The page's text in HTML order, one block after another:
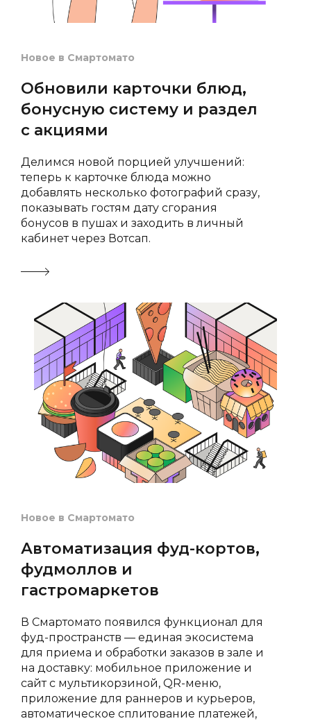
Новое в Смартомато
Обновили карточки блюд,
бонусную систему и раздел
с акциями
Делимся новой порцией улучшений:
теперь к карточке блюда можно
добавлять несколько фотографий сразу,
показывать гостям дату сгорания
бонусов в пушах и заходить в личный
кабинет через Вотсап.
Новое в Смартомато
Автоматизация фуд-кортов,
фудмоллов и
гастромаркетов
В Смартомато появился функционал для
фуд-пространств — единая экосистема
для приема и обработки заказов в зале и
на доставку: мобильное приложение и
сайт с мультикорзиной, QR-меню,
приложение для раннеров и курьеров,
автоматическое сплитование платежей,
🍔
✏️
🍔
✏️
📚
📚
✏️
🍔
✏️
📚
📚
🍔